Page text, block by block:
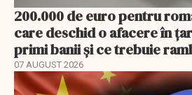
200.000 de euro pentru
care deschid o afacere în
primi banii și ce trebuie
07 AUGUST 2026